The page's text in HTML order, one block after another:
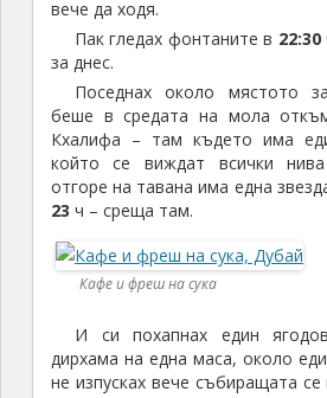
вече да ходя.
Пак гледах фонтаните в 22:30
за днес.
Поседнах около мястото
беше в средата на мола
Кхалифа – там където има
който се виждат всички
отгоре на тавана има една
23 ч – среща там.
Кафе и фреш на сука
И си похапнах един
дирхама на една маса, около
не изпусках вече събиращата